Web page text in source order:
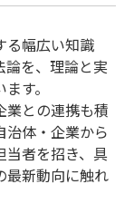
る幅広い知識
論を、理論と実
す。
業との連携も積
治体・企業から
当者を招き、具
最新動向に触れ